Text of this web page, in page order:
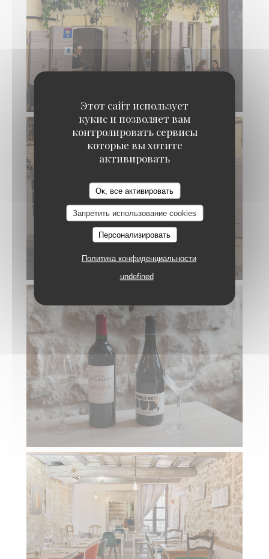
Этот сайт использует
кукис и позволяет вам
контролировать сервисы
которые вы хотите
активировать
Ок, все активировать
Запретить использование cookies
Персонализировать
Политика конфиденциальности
undefined